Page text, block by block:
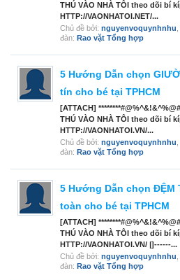
THÚ VÀO NHÀ TÔI theo dõi bí
HTTP://VAONHATOI.NET/...
Chủ đề bởi: nguyenvoquynhnhu
đàn: Rao vặt Tổng hợp
5 Hướng Dẫn chọn
tín cho bé tại TPHCM
[ATTACH]
THÚ VÀO NHÀ TÔI theo dõi bí
HTTP://VAONHATOI.VN/...
Chủ đề bởi: nguyenvoquynhnhu
đàn: Rao vặt Tổng hợp
5 Hướng Dẫn chọn ĐỆM
toàn cho bé tại TPHCM
[ATTACH]
THÚ VÀO NHÀ TÔI theo dõi bí
HTTP://VAONHATOI.VN/ |]------...
Chủ đề bởi: nguyenvoquynhnhu
đàn: Rao vặt Tổng hợp